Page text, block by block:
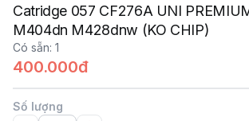
Catridge 057 CF276A UNI
M404dn M428dnw (KO CHIP)
Có sẵn: 1
400.000đ
Số lượng